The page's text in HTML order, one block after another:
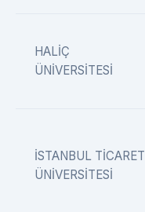
HALİÇ
ÜNİVERSİTESİ
İSTANBUL TİCARET
ÜNİVERSİTESİ